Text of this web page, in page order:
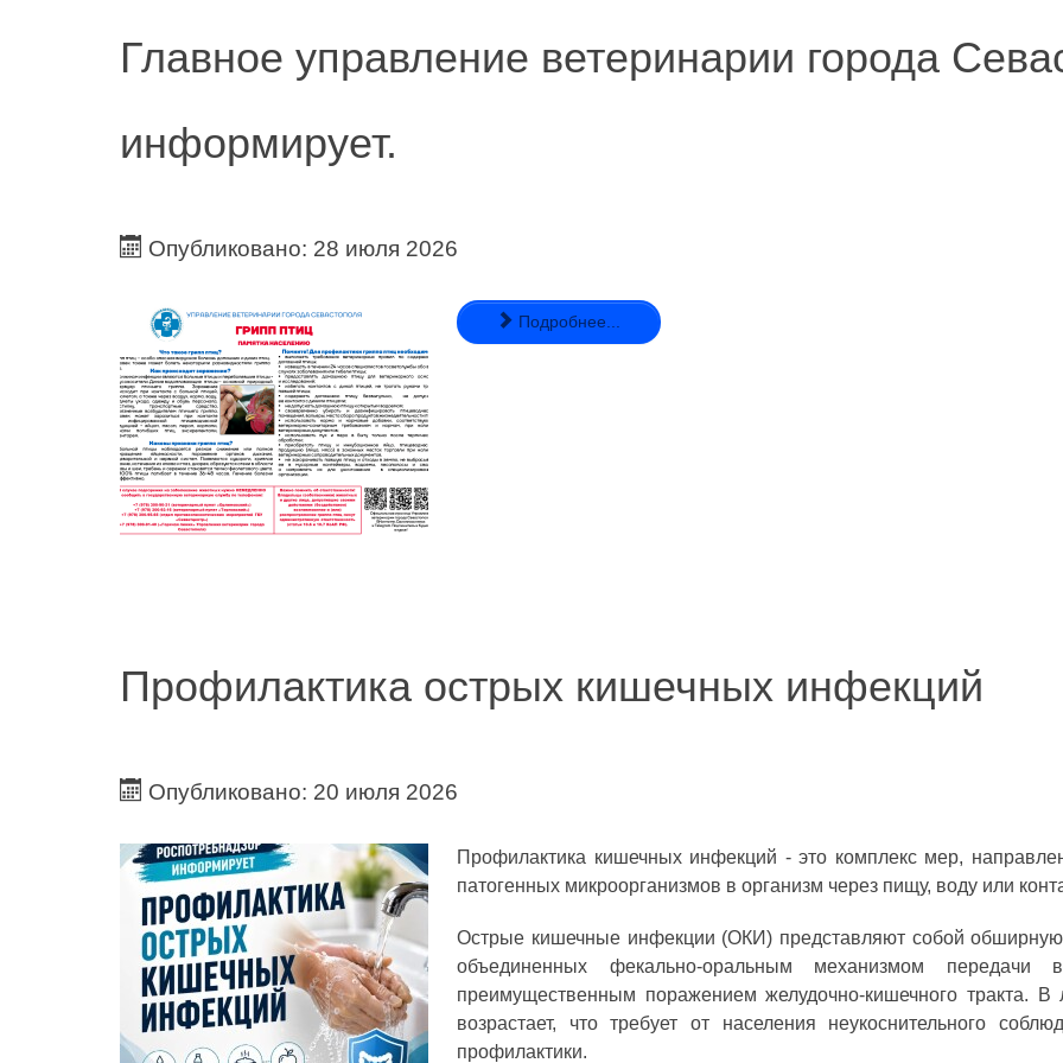
Главное управление ветеринарии города
информирует.
Опубликовано: 28 июля 2026
Подробнее...
Профилактика острых кишечных инфекций
Опубликовано: 20 июля 2026
Профилактика кишечных инфекций - это комплекс мер,
патогенных микроорганизмов в организм через пищу, воду или
Острые кишечные инфекции (ОКИ) представляют собой
объединенных фекально-оральным механизмом передачи
преимущественным поражением желудочно-кишечного тракта.
возрастает, что требует от населения неукоснительного
профилактики.